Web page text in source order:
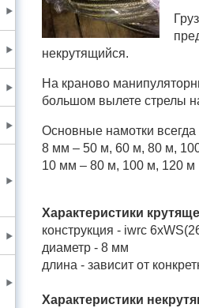
некрутящийся.
На краново
большом вылете стрелы
Основные намотки
8 мм – 50 м, 60 м, 80 м,
10 мм – 80 м, 100 м, 120 м
Характеристики
конструкция - iwrc
диаметр - 8 мм
длина - зависит от
Характеристики